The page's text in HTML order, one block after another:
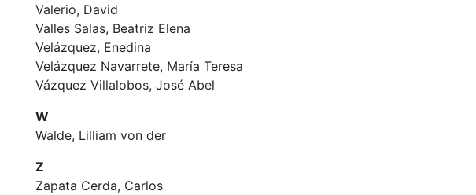
Valerio, David
Valles Salas, Beatriz Elena
Velázquez, Enedina
Velázquez Navarrete, María Teresa
Vázquez Villalobos, José Abel
W
Walde, Lilliam von der
Z
Zapata Cerda, Carlos